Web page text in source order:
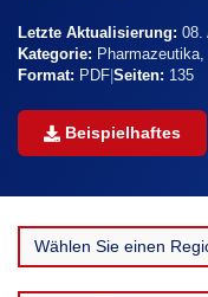
Letzte Aktualisierung: 08.
Kategorie:
Format: PDF Seiten: 135
Beispielhaftes